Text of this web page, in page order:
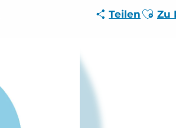
Teilen Zu